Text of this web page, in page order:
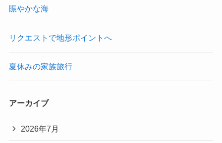
賑やかな海
リクエストで地形ポイントへ
夏休みの家族旅行
アーカイブ
2026年7月